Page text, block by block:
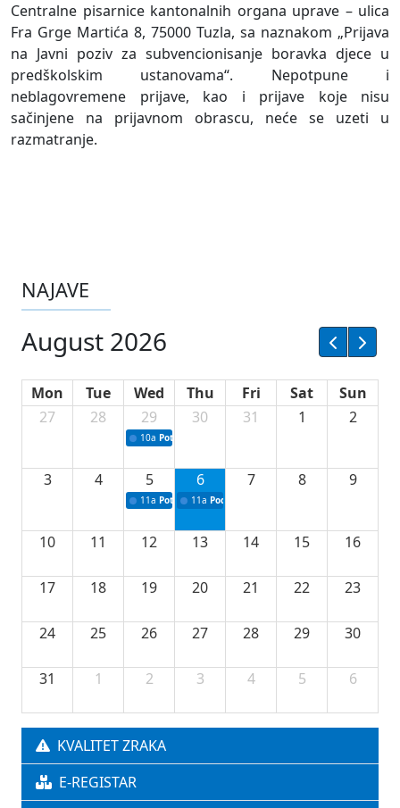
Centralne pisarnice kantonalnih organa uprave – ulica
Fra Grge Martića 8, 75000 Tuzla, sa naznakom „Prijava
na Javni poziv za subvencionisanje boravka djece u
predškolskim ustanovama“. Nepotpune i
neblagovremene prijave, kao i prijave koje nisu
sačinjene na prijavnom obrascu, neće se uzeti u
razmatranje.
NAJAVE
August 2026
Mon Tue Wed Thu Fri Sat
Sun
27
28 29
10a Potpisivanje ugovora sa neprofitnim
30 31 1 2
3 4 5
11a Potpisivanje ugovora o stipendijama za
6
11a Podrška razvoju vodne infrastrukture u
7 8 9
10 11 12 13 14 15 16
17 18 19 20 21 22 23
24 25 26 27 28 29 30
31 1 2 3 4 5 6
KVALITET ZRAKA
E-REGISTAR